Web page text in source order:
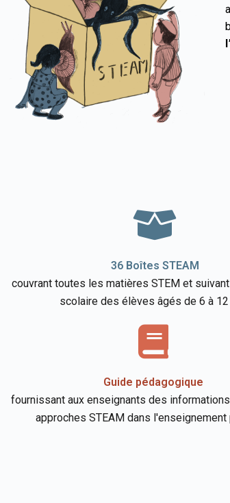
36 Boîtes STEAM​
couvrant toutes les matières STEM et
scolaire des élèves âgés de 6 à 12
Guide pédagogique
fournissant aux enseignants des
approches STEAM dans l'enseignement